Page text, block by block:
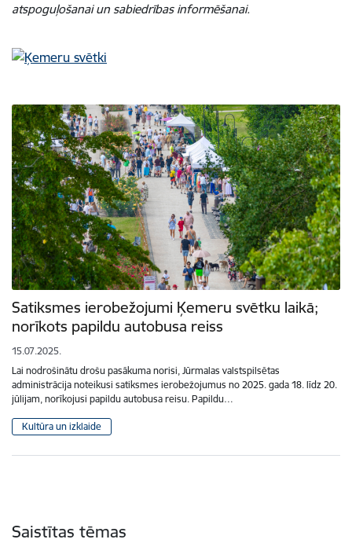
atspoguļošanai un sabiedrības informēšanai.
Satiksmes ierobežojumi Ķemeru svētku laikā;
norīkots papildu autobusa reiss
15.07.2025.
Lai nodrošinātu drošu pasākuma norisi, Jūrmalas valstspilsētas
administrācija noteikusi satiksmes ierobežojumus no 2025. gada 18. līdz 20.
jūlijam, norīkojusi papildu autobusa reisu. Papildu…
Kultūra un izklaide
Saistītas tēmas